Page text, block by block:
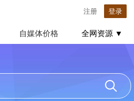
注册 登录
自媒体价格 全网资源 ▼